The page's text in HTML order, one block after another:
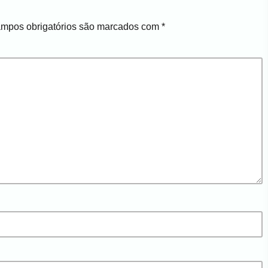
obrigatórios são marcados com *